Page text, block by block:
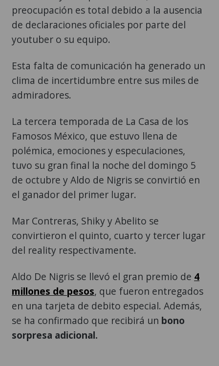
preocupación es total debido a la ausencia
de declaraciones oficiales por parte del
youtuber o su equipo.
Esta falta de comunicación ha generado un
clima de incertidumbre entre sus miles de
admiradores.
La tercera temporada de La Casa de los
Famosos México, que estuvo llena de
polémica, emociones y especulaciones,
tuvo su gran final la noche del domingo 5
de octubre y Aldo de Nigris se convirtió en
el ganador del primer lugar.
Mar Contreras, Shiky y Abelito se
convirtieron el quinto, cuarto y tercer lugar
del reality respectivamente.
Aldo De Nigris se llevó el gran premio de 4
millones de pesos, que fueron entregados
en una tarjeta de debito especial. Además,
se ha confirmado que recibirá un bono
sorpresa adicional.